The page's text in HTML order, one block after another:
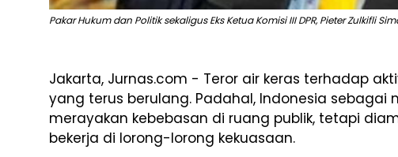
Pakar Hukum dan Politik sekaligus Eks Ketua Komisi III DPR, Pieter Zulkifli
Jakarta, Jurnas.com - Teror air keras terhadap
yang terus berulang. Padahal, Indonesia sebagai
merayakan kebebasan di ruang publik, tetapi
bekerja di lorong-lorong kekuasaan.